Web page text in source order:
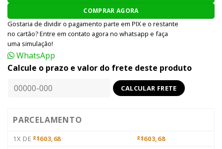
COMPRAR AGORA
Gostaria de dividir o pagamento parte em PIX e o restante
no cartão? Entre em contato agora no whatsapp e faça
uma simulação!
WhatsApp
Calcule o prazo e valor do frete deste produto
PARCELAMENTO
1X DE R$603,68 R$603,68